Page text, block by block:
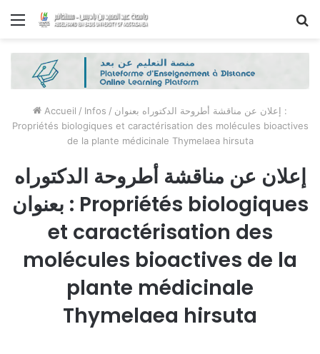
Menu
Accueil / Infos / إعلان عن مناقشة أطروحة الدكتوراه بعنوان :
Propriétés biologiques et caractérisation des molécules bioactives
de la plante médicinale Thymelaea hirsuta
إعلان عن مناقشة أطروحة الدكتوراه
بعنوان : Propriétés biologiques
et caractérisation des
molécules bioactives de la
plante médicinale
Thymelaea hirsuta